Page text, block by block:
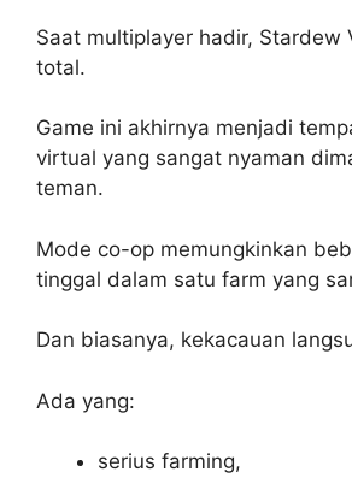
Saat multiplayer hadir, Stardew
total.
Game ini akhirnya menjadi
virtual yang sangat nyaman
teman.
Mode co-op memungkinkan
tinggal dalam satu farm yang
Dan biasanya, kekacauan
Ada yang:
serius farming,